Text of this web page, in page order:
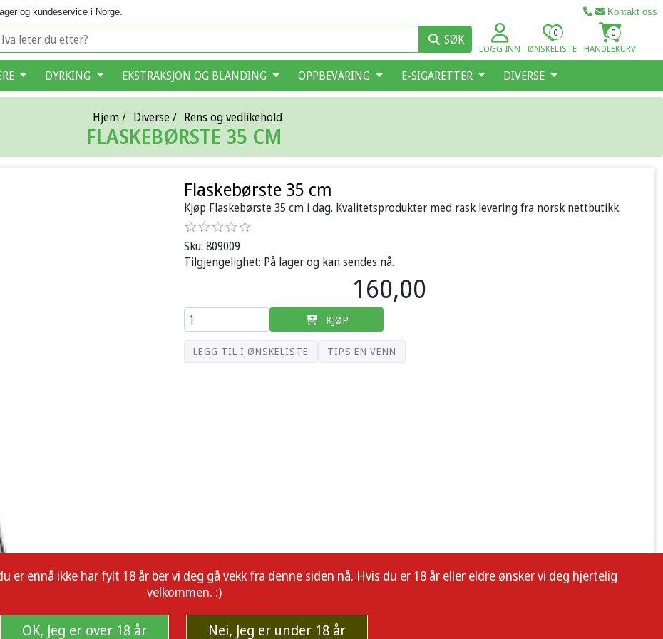
og kundeservice i Norge. Kontakt oss
SØK
LOGG INN ØNSKELISTE
0
HANDLEKURV
0
DYRKING EKSTRAKSJON OG BLANDING OPPBEVARING E-SIGARETTER DIVERSE
Hjem/ Diverse/ Rens og vedlikehold
FLASKEBØRSTE 35 CM
Flaskebørste 35 cm
Kjøp Flaskebørste 35 cm i dag. Kvalitetsprodukter med rask levering fra norsk nettbutikk.
Sku: 809009
Tilgjengelighet: På lager og kan sendes nå.
160,00
KJØP
LEGG TIL I ØNSKELISTE TIPS EN VENN
er ennå ikke har fylt 18 år ber vi deg gå vekk fra denne siden nå. Hvis du er 18 år eller eldre ønsker vi deg hjertelig
velkommen. :)
OK, Jeg er over 18 år Nei, Jeg er under 18 år